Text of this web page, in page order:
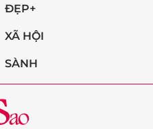
ĐẸP+
XÃ HỘI
SÀNH